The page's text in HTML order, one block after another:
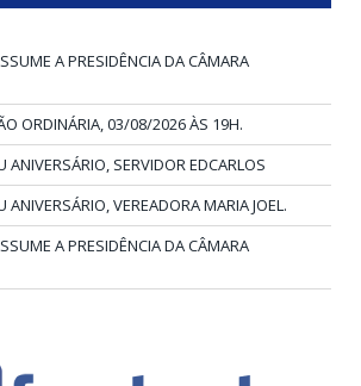
A PRESIDÊNCIA DA CÂMARA
ORDINÁRIA, 03/08/2026 ÀS 19H.
ANIVERSÁRIO, SERVIDOR EDCARLOS
ANIVERSÁRIO, VEREADORA MARIA JOEL.
A PRESIDÊNCIA DA CÂMARA